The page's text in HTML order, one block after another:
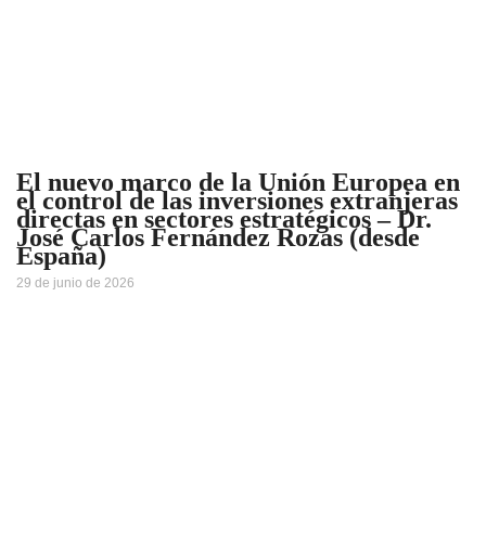
El nuevo marco de la Unión Europea en
el control de las inversiones extranjeras
directas en sectores estratégicos – Dr.
José Carlos Fernández Rozas (desde
España)
29 de junio de 2026